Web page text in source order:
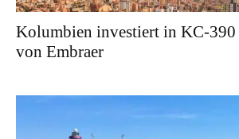
Kolumbien investiert in KC-
von Embraer